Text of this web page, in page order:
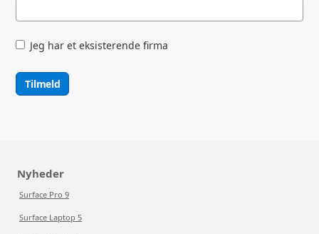
Jeg har et eksisterende firma
Tilmeld
Nyheder
Surface Pro 9
Surface Laptop 5